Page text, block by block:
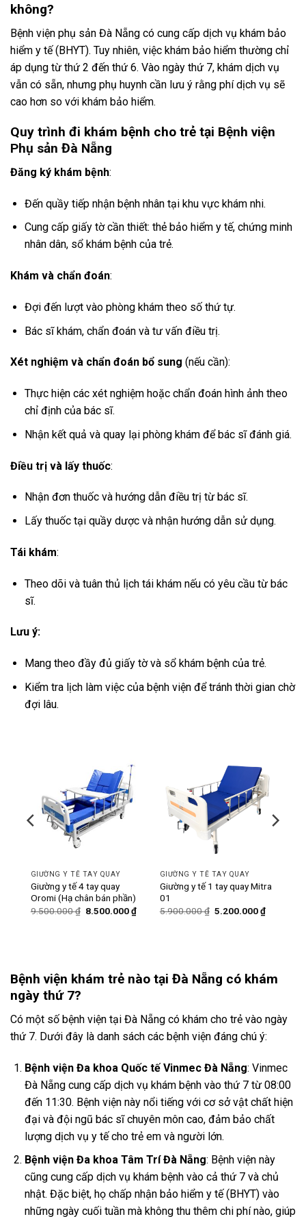
không?
Bệnh viện phụ sản Đà Nẵng có cung cấp dịch vụ khám bảo
hiểm y tế (BHYT). Tuy nhiên, việc khám bảo hiểm thường chỉ
áp dụng từ thứ 2 đến thứ 6. Vào ngày thứ 7, khám dịch vụ
vẫn có sẵn, nhưng phụ huynh cần lưu ý rằng phí dịch vụ sẽ
cao hơn so với khám bảo hiểm.
Quy trình đi khám bệnh cho trẻ tại Bệnh viện
Phụ sản Đà Nẵng
Đăng ký khám bệnh:
Đến quầy tiếp nhận bệnh nhân tại khu vực khám nhi.
Cung cấp giấy tờ cần thiết: thẻ bảo hiểm y tế, chứng minh
nhân dân, sổ khám bệnh của trẻ.
Khám và chẩn đoán:
Đợi đến lượt vào phòng khám theo số thứ tự.
Bác sĩ khám, chẩn đoán và tư vấn điều trị.
Xét nghiệm và chẩn đoán bổ sung (nếu cần):
Thực hiện các xét nghiệm hoặc chẩn đoán hình ảnh theo
chỉ định của bác sĩ.
Nhận kết quả và quay lại phòng khám để bác sĩ đánh giá.
Điều trị và lấy thuốc:
Nhận đơn thuốc và hướng dẫn điều trị từ bác sĩ.
Lấy thuốc tại quầy dược và nhận hướng dẫn sử dụng.
Tái khám:
Theo dõi và tuân thủ lịch tái khám nếu có yêu cầu từ bác
sĩ.
Lưu ý:
Mang theo đầy đủ giấy tờ và sổ khám bệnh của trẻ.
Kiểm tra lịch làm việc của bệnh viện để tránh thời gian chờ
đợi lâu.
GIƯỜNG Y TẾ TAY QUAY
Giường y tế 4 tay quay
Oromi (Hạ chân bán phần)
9.500.000₫ Giá
8.500.000₫Giá
hiện
GIƯỜNG Y TẾ TAY QUAY
Giường y tế 1 tay quay Mitra
01
5.900.000₫ Giá
5.200.000₫Giá
hiện
Bệnh viện khám trẻ nào tại Đà Nẵng có khám
ngày thứ 7?
Có một số bệnh viện tại Đà Nẵng có khám cho trẻ vào ngày
thứ 7. Dưới đây là danh sách các bệnh viện đáng chú ý:
Bệnh viện Đa khoa Quốc tế Vinmec Đà Nẵng: Vinmec
Đà Nẵng cung cấp dịch vụ khám bệnh vào thứ 7 từ 08:00
đến 11:30. Bệnh viện này nổi tiếng với cơ sở vật chất hiện
đại và đội ngũ bác sĩ chuyên môn cao, đảm bảo chất
lượng dịch vụ y tế cho trẻ em và người lớn​.
Bệnh viện Đa khoa Tâm Trí Đà Nẵng: Bệnh viện này
cũng cung cấp dịch vụ khám bệnh vào cả thứ 7 và chủ
nhật. Đặc biệt, họ chấp nhận bảo hiểm y tế (BHYT) vào
những ngày cuối tuần mà không thu thêm chi phí nào, giúp